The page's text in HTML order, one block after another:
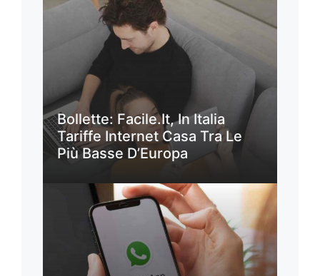
Bollette: Facile.it, In Italia
Tariffe Internet Casa Tra Le
Più Basse D’Europa